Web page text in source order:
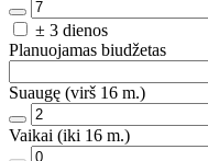
± 3 dienos
Planuojamas biudžetas
Suaugę (virš 16 m.)
Vaikai (iki 16 m.)